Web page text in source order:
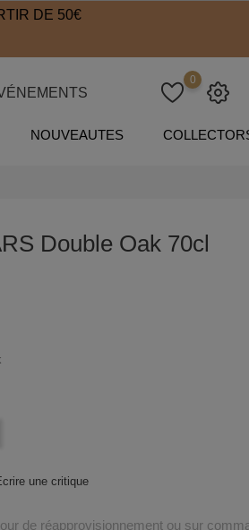
DE 50€
0
NOUVEAUTES
Double Oak 70cl
une critique
de réapprovisionnement ou sur